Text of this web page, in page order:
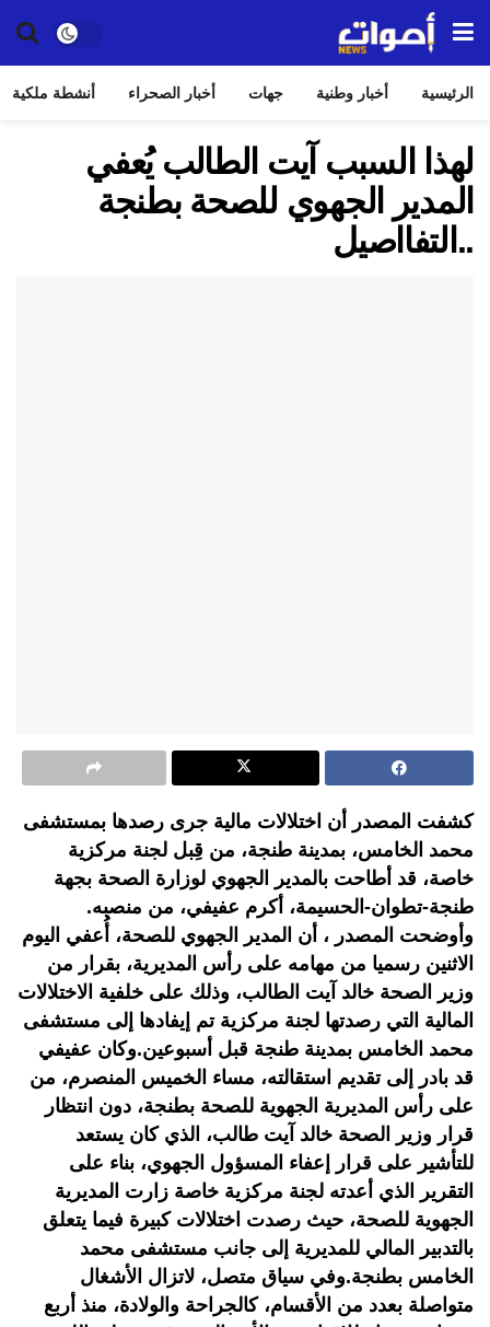
الرئيسية أخبار وطنية جهات أخبار الصحراء أنشطة ملكية
لهذا السبب آيت الطالب يُعفي
المدير الجهوي للصحة بطنجة
..التفااصيل
كشفت المصدر أن اختلالات مالية جرى رصدها بمستشفى
محمد الخامس، بمدينة طنجة، من قِبل لجنة مركزية
خاصة، قد أطاحت بالمدير الجهوي لوزارة الصحة بجهة
طنجة-تطوان-الحسيمة، أكرم عفيفي، من منصبه.
وأوضحت المصدر ، أن المدير الجهوي للصحة، أُعفي اليوم
الاثنين رسميا من مهامه على رأس المديرية، بقرار من
وزير الصحة خالد آيت الطالب، وذلك على خلفية الاختلالات
المالية التي رصدتها لجنة مركزية تم إيفادها إلى مستشفى
محمد الخامس بمدينة طنجة قبل أسبوعين.وكان عفيفي
قد بادر إلى تقديم استقالته، مساء الخميس المنصرم، من
على رأس المديرية الجهوية للصحة بطنجة، دون انتظار
قرار وزير الصحة خالد آيت طالب، الذي كان يستعد
للتأشير على قرار إعفاء المسؤول الجهوي، بناء على
التقرير الذي أعدته لجنة مركزية خاصة زارت المديرية
الجهوية للصحة، حيث رصدت اختلالات كبيرة فيما يتعلق
بالتدبير المالي للمديرية إلى جانب مستشفى محمد
الخامس بطنجة.وفي سياق متصل، لاتزال الأشغال
متواصلة بعدد من الأقسام، كالجراحة والولادة، منذ أربع